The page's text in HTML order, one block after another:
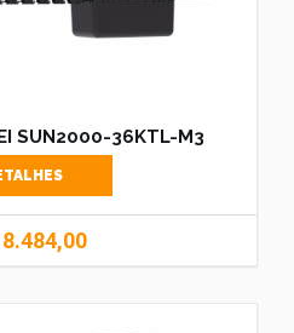
SUN2000-36KTL-M3